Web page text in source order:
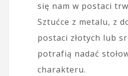
się nam w postaci
Sztućce z metalu, z
postaci złotych lub
potrafią nadać
charakteru.